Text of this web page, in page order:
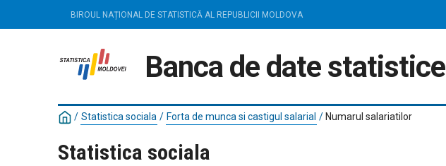
BIROUL NAȚIONAL DE STATISTICĂ AL REPUBLICII MOLDOVA
Banca de date statistice
/ Statistica sociala / Forta de munca si castigul salarial / Numarul salariatilor
Statistica sociala